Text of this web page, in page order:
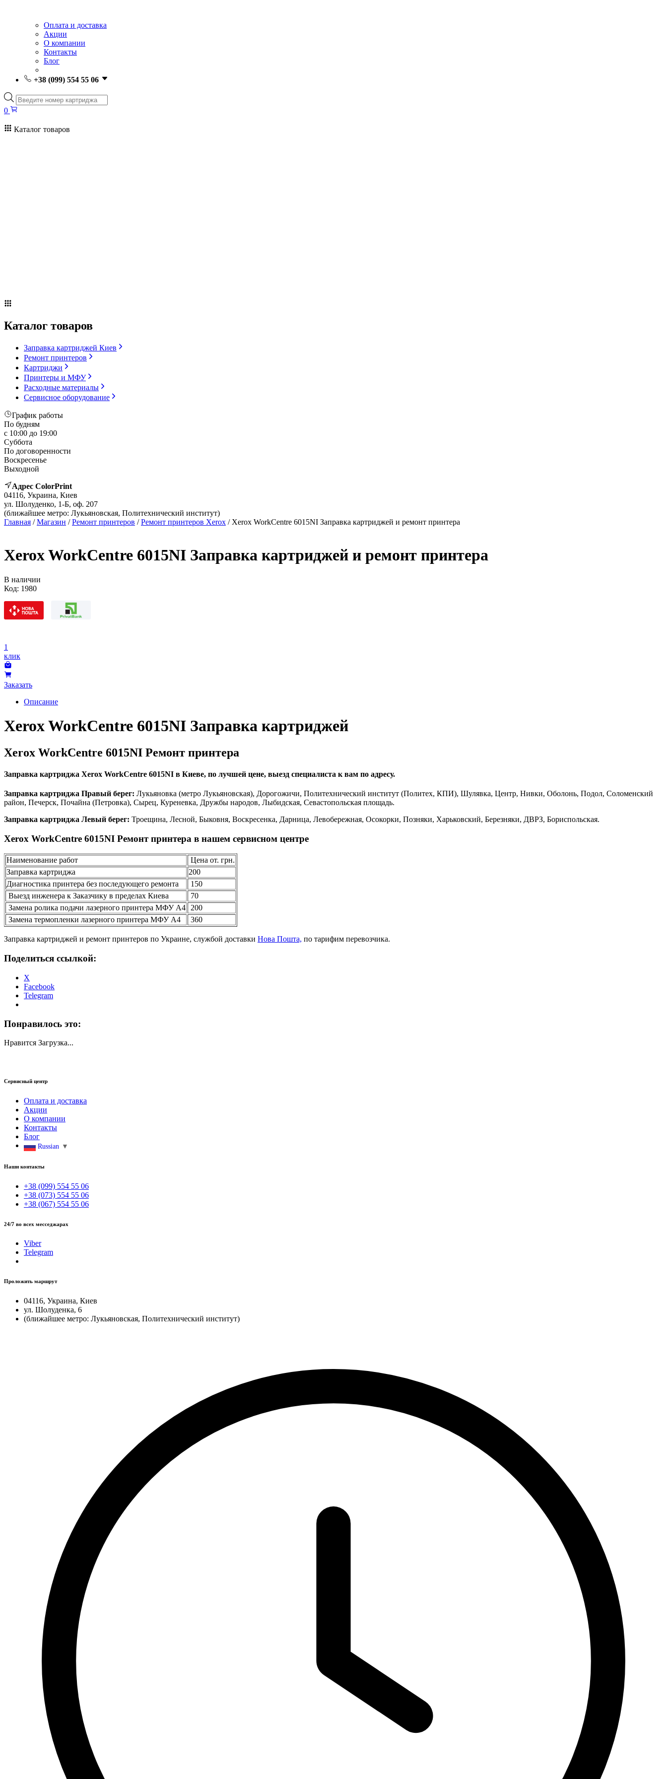
Оплата и доставка
Акции
О компании
Контакты
Блог
+38 (099) 554 55 06
Поиск
товаров
0
Каталог товаров
Каталог товаров
Заправка картриджей Киев
Ремонт принтеров
Картриджи
Принтеры и МФУ
Расходные материалы
Сервисное оборудование
График работы
По будням
с 10:00 до 19:00
Суббота
По договоренности
Воскресенье
Выходной
Адрес ColorPrint
04116, Украина, Киев
ул. Шолуденко, 1-Б, оф. 207
(ближайшее метро: Лукьяновская, Политехнический институт)
Главная /Магазин /Ремонт принтеров /Ремонт принтеров Xerox / Xerox WorkCentre 6015NI Заправка картриджей и ремонт принтера
Xerox WorkCentre 6015NI Заправка картриджей и ремонт принтера
В наличии
Код: 1980
1
клик
Заказать
Описание
Xerox WorkCentre 6015NI Заправка картриджей
Xerox WorkCentre 6015NI Ремонт принтера
Заправка картриджа Xerox WorkCentre 6015NI в Киеве, по лучшей цене, выезд специалиста к вам по адресу.
Заправка картриджа Правый берег: Лукьяновка (метро Лукьяновская), Дорогожичи, Политехнический институт (Политех, КПИ), Шулявка, Центр, Нивки, Оболонь, Подол, Соломенский
район, Печерск, Почайна (Петровка), Сырец, Куреневка, Дружбы народов, Лыбидская, Севастопольская площадь.
Заправка картриджа Левый берег: Троещина, Лесной, Быковня, Воскресенка, Дарница, Левобережная, Осокорки, Позняки, Харьковский, Березняки, ДВРЗ, Бориспольская.
Xerox WorkCentre 6015NI Ремонт принтера в нашем сервисном центре
Наименование работ
Цена от. грн.
Заправка картриджа
200
Диагностика принтера без последующего ремонта
150
Выезд инженера к Заказчику в пределах Киева
70
Замена ролика подачи лазерного принтера МФУ А4 200
Замена термопленки лазерного принтера МФУ А4
360
Заправка картриджей и ремонт принтеров по Украине, службой доставки Нова Пошта, по тарифим перевозчика.
Поделиться ссылкой:
X
Facebook
Telegram
Понравилось это:
Нравится Загрузка...
Сервисный центр
Оплата и доставка
Акции
О компании
Контакты
Блог
Russian ▼
Наши контакты
+38 (099) 554 55 06
+38 (073) 554 55 06
+38 (067) 554 55 06
24/7 во всех месседжарах
Viber
Telegram
Проложить маршрут
04116, Украина, Киев
ул. Шолуденка, 6
(ближайшее метро: Лукьяновская, Политехнический институт)